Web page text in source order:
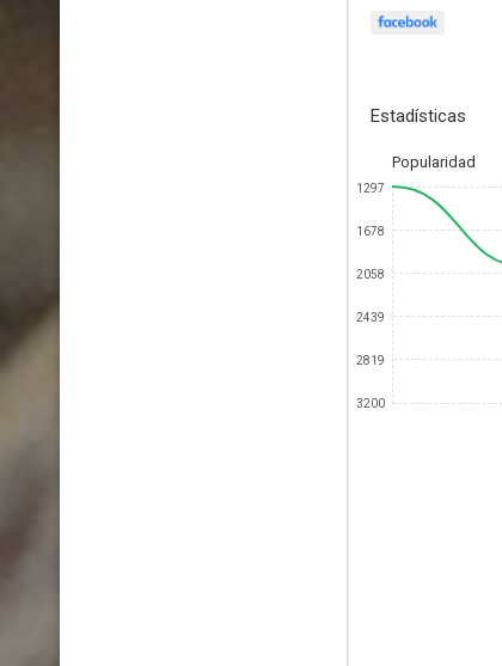
Estadísticas
Popularidad
1297
1678
2058
2439
2819
3200